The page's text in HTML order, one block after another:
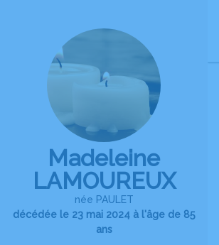
Madeleine
LAMOUREUX
née PAULET
décédée le 23 mai 2024 à l'âge de 85
ans